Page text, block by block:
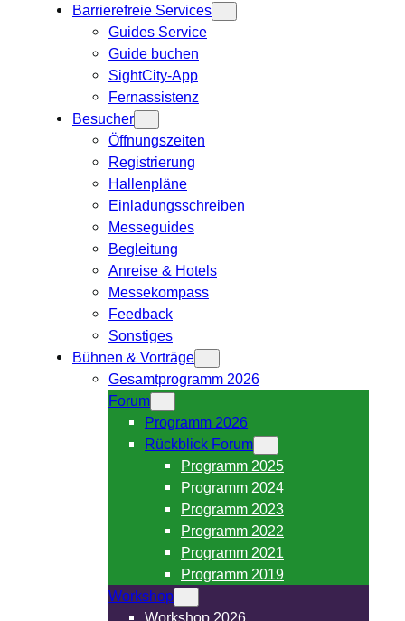
Barrierefreie Services
Guides Service
Guide buchen
SightCity-App
Fernassistenz
Besucher
Öffnungszeiten
Registrierung
Hallenpläne
Einladungsschreiben
Messeguides
Begleitung
Anreise & Hotels
Messekompass
Feedback
Sonstiges
Bühnen & Vorträge
Gesamtprogramm 2026
Forum
Programm 2026
Rückblick Forum
Programm 2025
Programm 2024
Programm 2023
Programm 2022
Programm 2021
Programm 2019
Workshop
Workshop 2026